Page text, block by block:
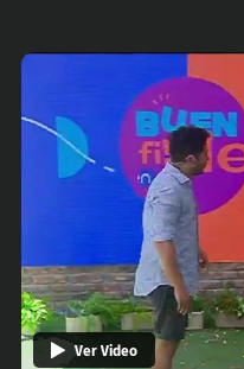
Ver Video